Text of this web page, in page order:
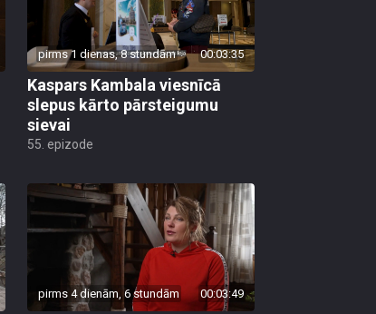
pirms 1 dienas, 8 stundām 00:03:35
Kaspars Kambala viesnīcā
slepus kārto pārsteigumu
sievai
55. epizode
pirms 4 dienām, 6 stundām 00:03:49